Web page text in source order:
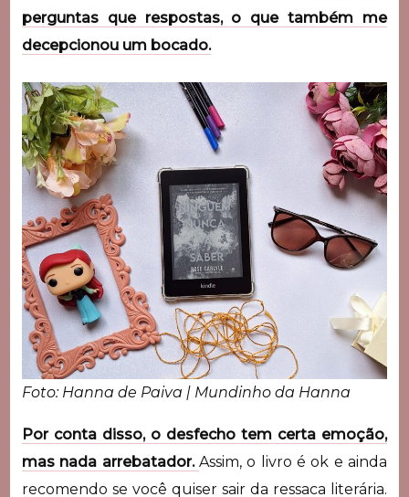
perguntas que respostas, o que também me
decepcionou um bocado.
Foto: Hanna de Paiva | Mundinho da Hanna
Por conta disso, o desfecho tem certa emoção,
mas nada arrebatador. Assim, o livro é ok e ainda
recomendo se você quiser sair da ressaca literária.